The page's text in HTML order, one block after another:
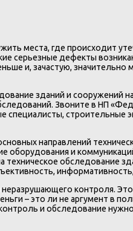
места, где происходит
серьезные дефекты
и, зачастую,
зданий и сооружений
Звоните в НП
специалисты, строительные
направлений
и
техническое обследование
контроля.
– это ли не аргумент в
и обследование